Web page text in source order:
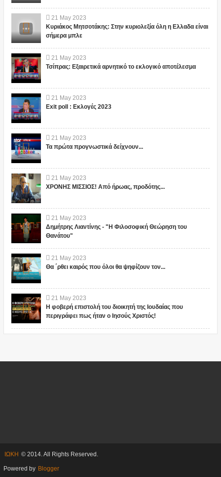
21 May 2023
Κυριάκος Μητσοτάκης: Στην κυριολεξία όλη η Ελλαδα είναι
σήμερα μπλε
21 May 2023
Τσίπρας: Εξαιρετικά αρνητικό το εκλογικό αποτέλεσμα
21 May 2023
Exit poll : Εκλογές 2023
21 May 2023
Τα πρώτα προγνωστικά δείχνουν...
21 May 2023
ΧΡΟΝΗΣ ΜΙΣΣΙΟΣ! Από ήρωας, προδότης...
21 May 2023
Δημήτρης Λιαντίνης - "Η Φιλοσοφική Θεώρηση του
Θανάτου"
21 May 2023
Θα ΄ρθει καιρός που όλοι θα ψηφίζουν τον...
21 May 2023
Η φοβερή επιστολή του διοικητή της Ιουδαίας που
περιγράφει πως ήταν ο Ιησούς Χριστός!
ΙΩΚΗ © 2014. All Rights Reserved.
Powered by Blogger